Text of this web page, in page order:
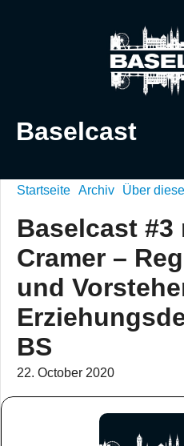
Baselcast
Startseite Archiv Über
Baselcast
Cramer –
und
BS
22. October 2020